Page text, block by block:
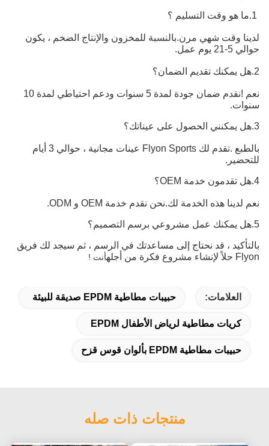
1.ما هو وقت التسليم ؟
لدينا وقت شهي مرن.بالنسبة للمخزون والإنتاج الضخم ، يكون
حوالي 5-21 يوم عمل.
2.هل يمكنك تقديم الضمان؟
نعم !نقدم ضمان جودة لمدة 5 سنوات ودعم احتياطي لمدة 10
سنوات.
3.هل يمكنني الحصول على عيناتك؟
بالطبع .تقدم لك Flyon Sports عينات مجانية ، حوالي 3 أيام
للتحضير.
4.هل تقدمون خدمة OEM؟
نعم لدينا هذه الخدمة لك.نحن نقدم خدمة OEM و ODM.
5.هل يمكنك عمل مشروعي برسم التصميم؟
بالتأكيد ، قد نحتاج إلى مساعدتك في الرسم ، ثم سيجد لك فريق
Flyon حلاً لإنشاء مشروع فكرة من أجله
أنت !
العلامات: حبيبات مطاطية EPDM صديقة للبيئة
كريات مطاطية لرياض الأطفال EPDM
حبيبات مطاطية EPDM بألوان قوس قزح
منتجات ذات صله